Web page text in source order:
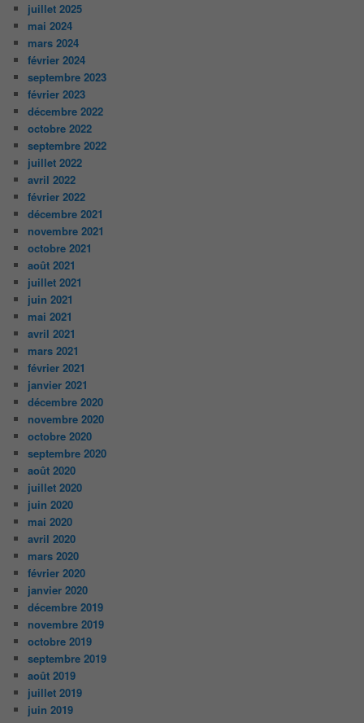
juillet 2025
mai 2024
mars 2024
février 2024
septembre 2023
février 2023
décembre 2022
octobre 2022
septembre 2022
juillet 2022
avril 2022
février 2022
décembre 2021
novembre 2021
octobre 2021
août 2021
juillet 2021
juin 2021
mai 2021
avril 2021
mars 2021
février 2021
janvier 2021
décembre 2020
novembre 2020
octobre 2020
septembre 2020
août 2020
juillet 2020
juin 2020
mai 2020
avril 2020
mars 2020
février 2020
janvier 2020
décembre 2019
novembre 2019
octobre 2019
septembre 2019
août 2019
juillet 2019
juin 2019